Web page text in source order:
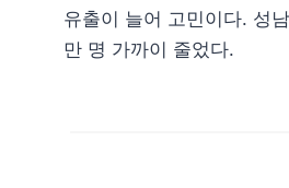
유출이 늘어 고민이다. 성
만 명 가까이 줄었다.